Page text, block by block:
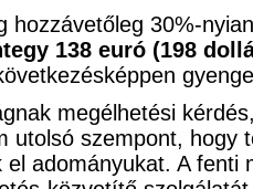
hozzávetőleg 30%-
138 euró (198
megélhetési
utolsó szempont, hogy
el adományukat. A fenti